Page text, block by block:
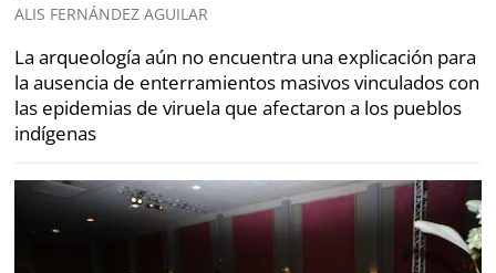
Firma erratas
Historias
SERVICIOS
Contenido
ALIS FERNÁNDEZ AGUILAR
La arqueología aún no encuentra una explicación para
la ausencia de enterramientos masivos vinculados con
las epidemias de viruela que afectaron a los pueblos
indígenas